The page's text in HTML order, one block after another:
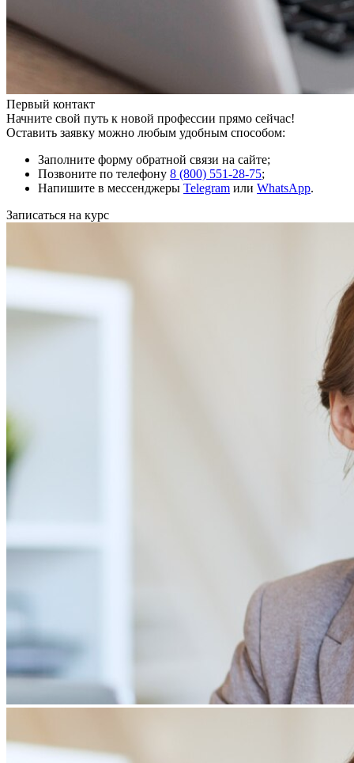
Первый контакт
Начните свой путь к новой профессии прямо сейчас!
Оставить заявку можно любым удобным способом:
Заполните форму обратной связи на сайте;
Позвоните по телефону 8 (800) 551-28-75;
Напишите в мессенджеры Telegram или WhatsApp.
Записаться на курс